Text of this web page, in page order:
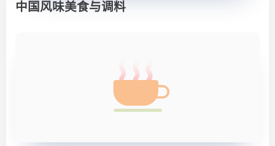
中国风味美食与调料